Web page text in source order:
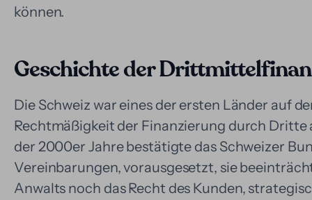
können.
Geschichte der
Die Schweiz war eines der ersten Länder auf
Rechtmäßigkeit der Finanzierung durch
der 2000er Jahre bestätigte das Schweizer
Vereinbarungen, vorausgesetzt, sie
Anwalts noch das Recht des Kunden,